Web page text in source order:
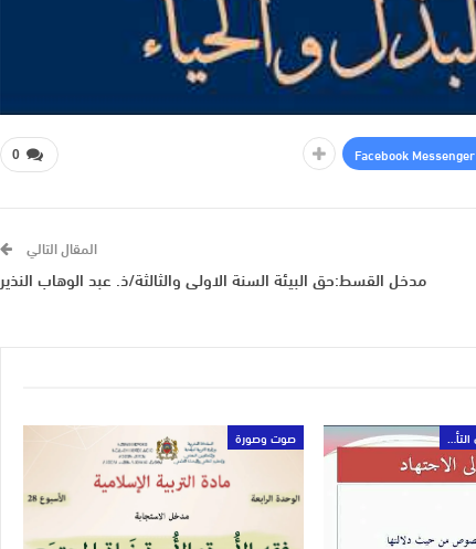
0 Facebook Messenger
المقال التالي
مدخل القسط:حق البيئة السنة الاولى والثالثة/ذ. عبد الوهاب النذير
قناة منهاج التعليم الثانوي التأهيلي صوت وصورة